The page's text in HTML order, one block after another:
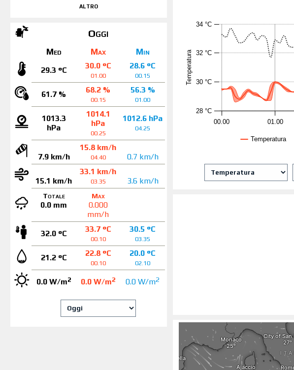
altro
Oggi
Med Max Min
29.3 °C 30.0 °C
01.00
28.6 °C
00.15
61.7 % 68.2 %
00.15
56.3 %
01.00
1013.3
hPa
1014.1
hPa
00.25
1012.6 hPa
04.25
7.9 km/h
15.8 km/h
04.40 0.7 km/h
15.1 km/h
33.1 km/h
03.35 3.6 km/h
Totale
0.0 mm
Max
0.000
mm/h
32.0 °C 33.7 °C
00.10
30.5 °C
03.35
21.2 °C 22.8 °C
00.10
20.0 °C
02.10
0.0 W/m2 0.0 W/m2 0.0 W/m2
Temperatura
Temperatura
00.00 01.00
28 °C
30 °C
32 °C
34 °C